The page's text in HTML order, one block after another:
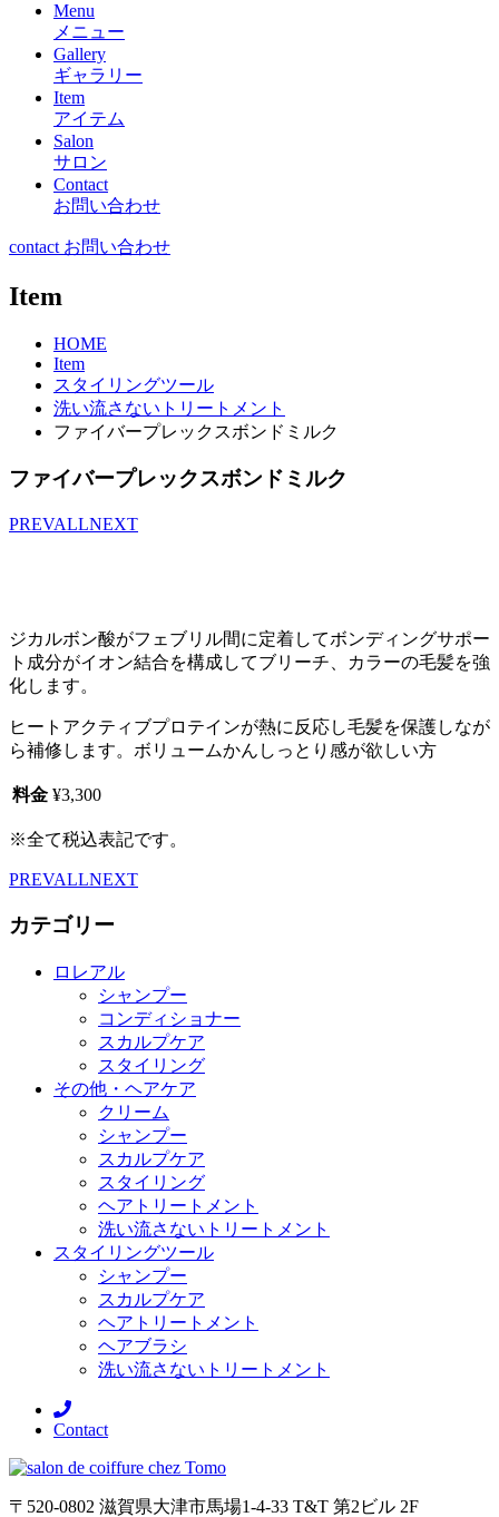
Menu
メニュー
Gallery
ギャラリー
Item
アイテム
Salon
サロン
Contact
お問い合わせ
contact お問い合わせ
Item
HOME
Item
スタイリングツール
洗い流さないトリートメント
ファイバープレックスボンドミルク
ファイバープレックスボンドミルク
PREVALLNEXT
ジカルボン酸がフェブリル間に定着してボンディングサポー
ト成分がイオン結合を構成してブリーチ、カラーの毛髪を強
化します。
ヒートアクティブプロテインが熱に反応し毛髪を保護しなが
ら補修します。ボリュームかんしっとり感が欲しい方
料金 ¥3,300
※全て税込表記です。
PREVALLNEXT
カテゴリー
ロレアル
シャンプー
コンディショナー
スカルプケア
スタイリング
その他・ヘアケア
クリーム
シャンプー
スカルプケア
スタイリング
ヘアトリートメント
洗い流さないトリートメント
スタイリングツール
シャンプー
スカルプケア
ヘアトリートメント
ヘアブラシ
洗い流さないトリートメント
Contact
〒520-0802 滋賀県大津市馬場1-4-33 T&T 第2ビル 2F